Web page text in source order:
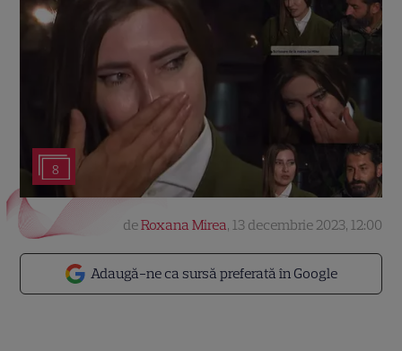
8
Adaugă-ne ca sursă preferată în Google
deRoxana Mirea, 13 decembrie 2023, 12:00